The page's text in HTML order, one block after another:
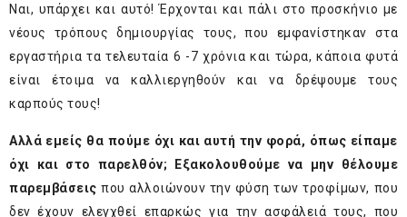
Ναι, υπάρχει και αυτό! Έρχονται και πάλι στο προσκήνιο με
νέους τρόπους δημιουργίας τους, που εμφανίστηκαν στα
εργαστήρια τα τελευταία 6 -7 χρόνια και τώρα, κάποια φυτά
είναι έτοιμα να καλλιεργηθούν και να δρέψουμε τους
καρπούς τους!
Αλλά εμείς θα πούμε όχι και αυτή την φορά, όπως είπαμε
όχι και στο παρελθόν; Εξακολουθούμε να μην θέλουμε
παρεμβάσεις που αλλοιώνουν την φύση των τροφίμων, που
δεν έχουν ελεγχθεί επαρκώς για την ασφάλειά τους, που